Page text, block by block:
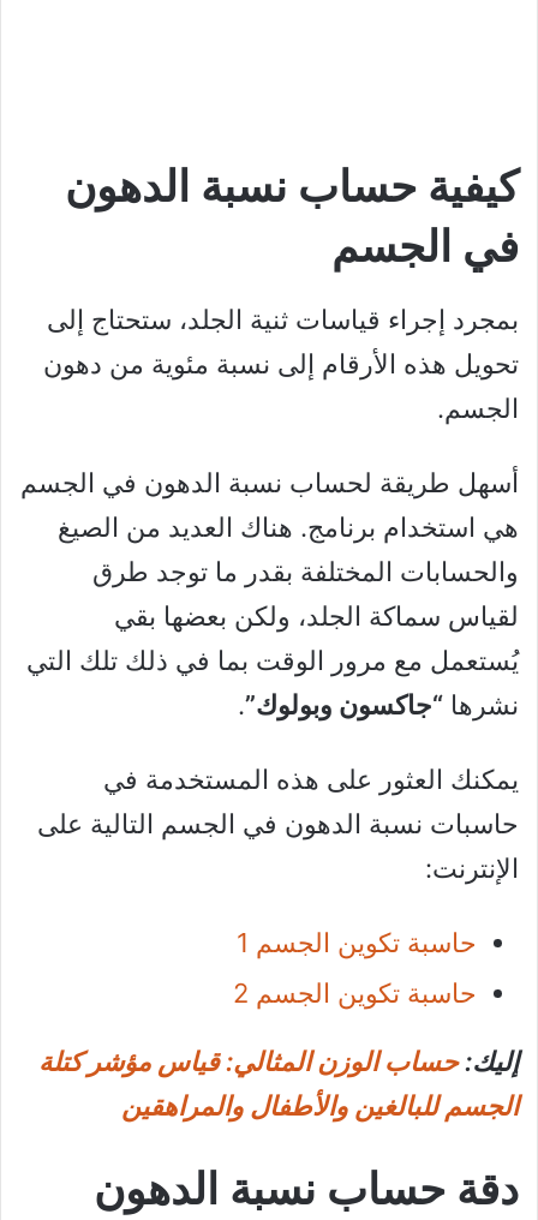
كيفية حساب نسبة الدهون
في الجسم
بمجرد إجراء قياسات ثنية الجلد، ستحتاج إلى
تحويل هذه الأرقام إلى نسبة مئوية من دهون
الجسم.
أسهل طريقة لحساب نسبة الدهون في الجسم
هي استخدام برنامج. هناك العديد من الصيغ
والحسابات المختلفة بقدر ما توجد طرق
لقياس سماكة الجلد، ولكن بعضها بقي
يُستعمل مع مرور الوقت بما في ذلك تلك التي
نشرها “جاكسون وبولوك”.
يمكنك العثور على هذه المستخدمة في
حاسبات نسبة الدهون في الجسم التالية على
الإنترنت:
حاسبة تكوين الجسم 1
حاسبة تكوين الجسم 2
إليك:حساب الوزن المثالي: قياس مؤشر كتلة
الجسم للبالغين والأطفال والمراهقين
دقة حساب نسبة الدهون